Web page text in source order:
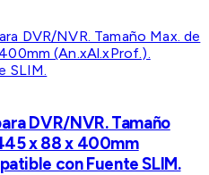
DVR/NVR. Tamaño
x 88 x 400mm
con Fuente SLIM.